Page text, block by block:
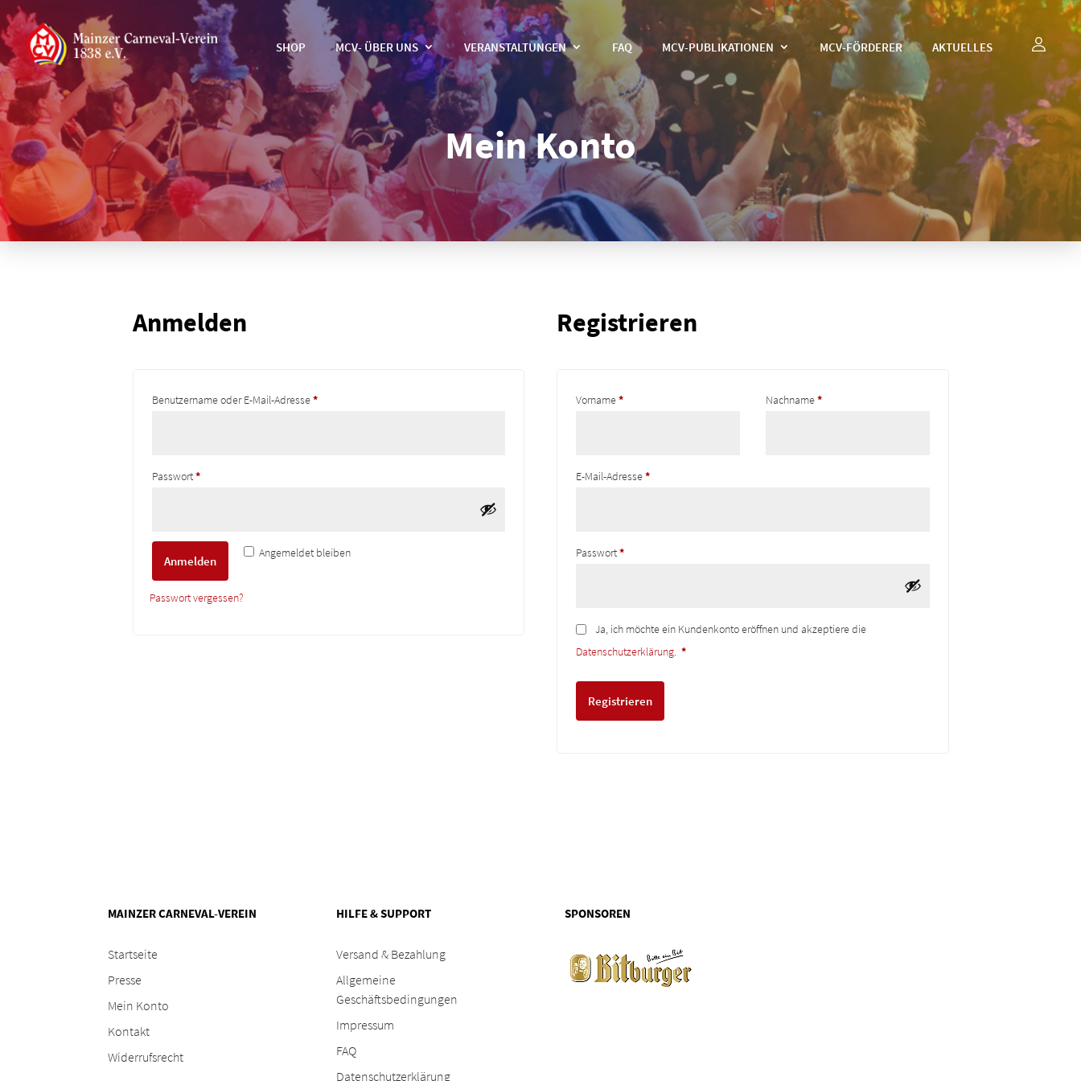
SHOP MCV- ÜBER UNS VERANSTALTUNGEN FAQ MCV-PUBLIKATIONEN MCV-FÖRDERER AKTUELLES
Mein Konto
Anmelden
Benutzername oder E-Mail-Adresse*Erforderlich
Passwort*Erforderlich
Angemeldet bleiben
Anmelden
Passwort vergessen?
Registrieren
Vorname* Nachname*
E-Mail-Adresse*Erforderlich
Passwort*Erforderlich
Ja, ich möchte ein Kundenkonto eröffnen und akzeptiere die
Datenschutzerklärung. *
Registrieren
MAINZER CARNEVAL-VEREIN
Startseite
Presse
Mein Konto
Kontakt
Widerrufsrecht
HILFE & SUPPORT
Versand & Bezahlung
Allgemeine
Geschäftsbedingungen
Impressum
FAQ
Datenschutzerklärung
SPONSOREN